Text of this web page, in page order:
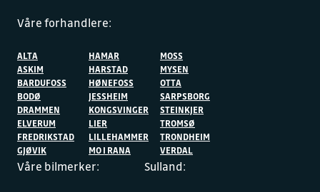
Våre forhandlere:
ALTA
ASKIM
BARDUFOSS
BODØ
DRAMMEN
ELVERUM
FREDRIKSTAD
GJØVIK
HAMAR
HARSTAD
HØNEFOSS
JESSHEIM
KONGSVINGER
LIER
LILLEHAMMER
MO I RANA
MOSS
MYSEN
OTTA
SARPSBORG
STEINKJER
TROMSØ
TRONDHEIM
VERDAL
Våre bilmerker: Sulland: